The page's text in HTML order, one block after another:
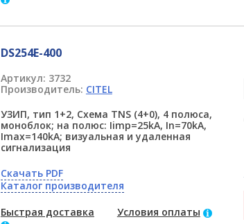
DS254E-400
Артикул: 3732
Производитель: CITEL
УЗИП, тип 1+2, Схема TNS (4+0), 4 полюса,
моноблок; на полюс: Iimp=25kA, In=70kA,
Imax=140kA; визуальная и удаленная
сигнализация
Скачать PDF
Каталог производителя
Быстрая доставка
Условия оплаты